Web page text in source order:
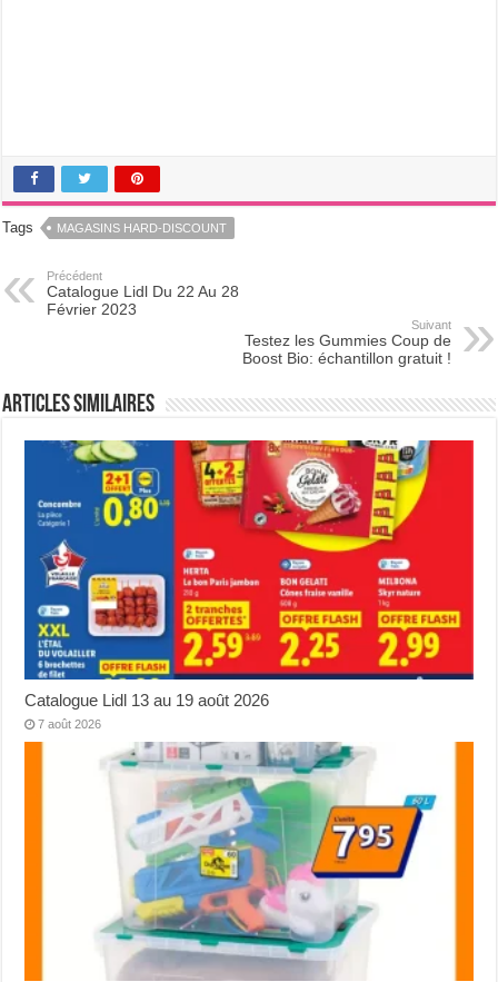
Tags MAGASINS HARD-DISCOUNT
Précédent
Catalogue Lidl Du 22 Au 28
Février 2023
Suivant
Testez les Gummies Coup de
Boost Bio: échantillon gratuit !
Articles Similaires
Catalogue Lidl 13 au 19 août 2026
7 août 2026